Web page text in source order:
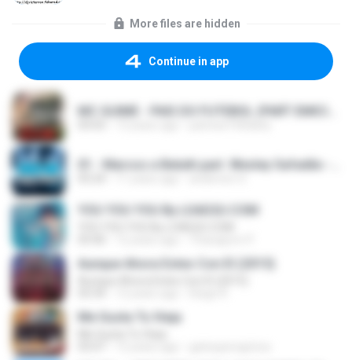
More files are hidden
Continue in app
YOU YOU YOU By LOAD2U.COM
Aunque Ahora Estes Con El (2015)
Me Gusta Tu Vieja